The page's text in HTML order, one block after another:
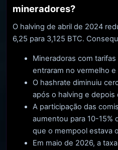
mineradores?
O halving de abril de 2024
6,25 para 3,125 BTC.
Mineradoras com
entraram no vermelho e
O hashrate diminuiu
após o halving e
A participação das
aumentou para 10-15%
que o mempool estava
Em maio de 2026, a